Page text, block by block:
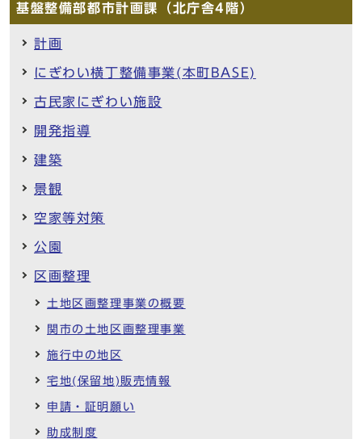
基盤整備部都市計画課（北庁舎4階）
計画
にぎわい横丁整備事業(本町BASE)
古民家にぎわい施設
開発指導
建築
景観
空家等対策
公園
区画整理
土地区画整理事業の概要
関市の土地区画整理事業
施行中の地区
宅地(保留地)販売情報
申請・証明願い
助成制度